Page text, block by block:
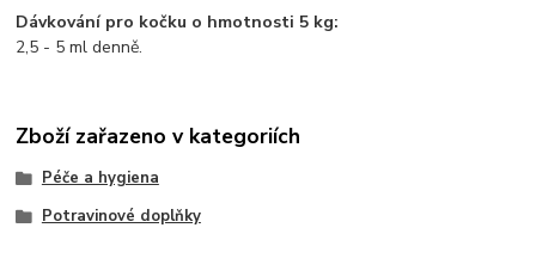
Dávkování pro kočku o hmotnosti 5 kg:
2,5 - 5 ml denně.
Zboží zařazeno v kategoriích
Péče a hygiena
Potravinové doplňky